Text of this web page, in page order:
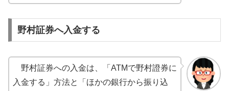
野村証券へ入金する
野村証券への入金は、「ATMで野村證券に
入金する」方法と「ほかの銀行から振り込